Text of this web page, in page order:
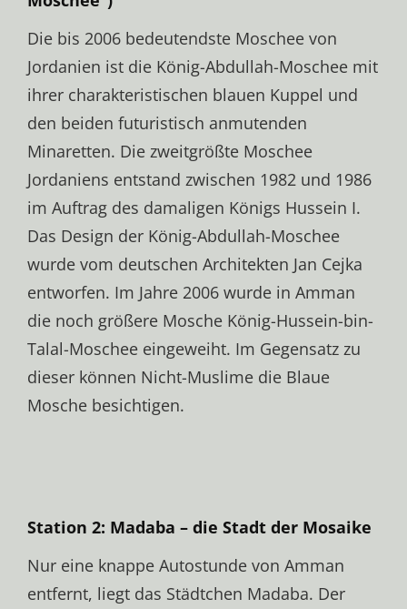
Die bis 2006 bedeutendste Moschee von
Jordanien ist die König-Abdullah-Moschee mit
ihrer charakteristischen blauen Kuppel und
den beiden futuristisch anmutenden
Minaretten. Die zweitgrößte Moschee
Jordaniens entstand zwischen 1982 und 1986
im Auftrag des damaligen Königs Hussein I.
Das Design der König-Abdullah-Moschee
wurde vom deutschen Architekten Jan Cejka
entworfen. Im Jahre 2006 wurde in Amman
die noch größere Mosche König-Hussein-bin-
Talal-Moschee eingeweiht. Im Gegensatz zu
dieser können Nicht-Muslime die Blaue
Mosche besichtigen.
Station 2: Madaba – die Stadt der Mosaike
Nur eine knappe Autostunde von Amman
entfernt, liegt das Städtchen Madaba. Der